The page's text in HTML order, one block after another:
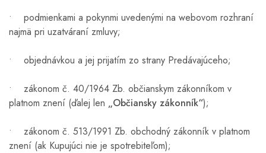
• podmienkami a pokynmi uvedenými na webovom rozhraní
najmä pri uzatváraní zmluvy;
• objednávkou a jej prijatím zo strany Predávajúceho;
• zákonom č. 40/1964 Zb. občianskym zákonníkom v
platnom znení (ďalej len „Občiansky zákonník“);
• zákonom č. 513/1991 Zb. obchodný zákonník v platnom
znení (ak Kupujúci nie je spotrebiteľom);